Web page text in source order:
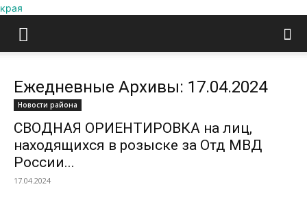
края
Ежедневные Архивы: 17.04.2024
Новости района
СВОДНАЯ ОРИЕНТИРОВКА на лиц,
находящихся в розыске за Отд МВД
России...
17.04.2024